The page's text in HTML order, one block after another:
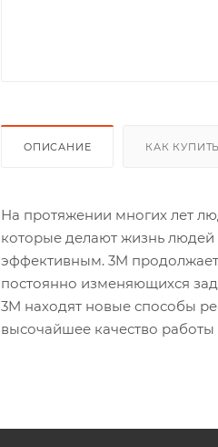
ОПИСАНИЕ КАК КУПИТЬ
На протяжении многих лет
которые делают жизнь
эффективным. 3M
постоянно изменяющихся
3M находят новые способы
высочайшее качество